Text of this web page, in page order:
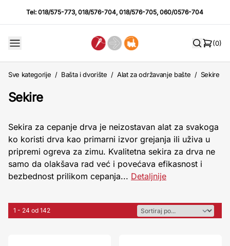
Tel:018/575-773,018/576-704,018/576-705,060/0576-704
(0)
Sve kategorije / Bašta i dvorište / Alat za održavanje bašte / Sekire
Sekire
Sekira za cepanje drva je neizostavan alat za svakoga
ko koristi drva kao primarni izvor grejanja ili uživa u
pripremi ogreva za zimu. Kvalitetna sekira za drva ne
samo da olakšava rad već i povećava efikasnost i
bezbednost prilikom cepanja... Detaljnije
1 - 24 od 142